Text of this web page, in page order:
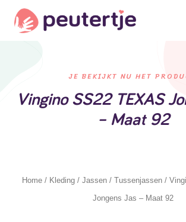
JE BEKIJKT NU HET
Vingino SS22 TEXAS
– Maat 92
Home/ Kleding/ Jassen/ Tussenjassen/
Jongens Jas – Maat 92